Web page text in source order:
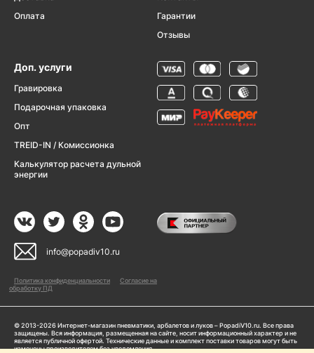
Оплата
Гарантии
Отзывы
Доп. услуги
Гравировка
Подарочная упаковка
Опт
TREID-IN / Комиссионка
Калькулятор расчета дульной
энергии
info@popadiv10.ru
Политика конфиденциальности
Согласие на
обработку ПД
© 2013-2026 Интернет-магазин пневматики, арбалетов и луков – PopadiV10.ru. Все права
защищены. Вся информация, размещенная на сайте, носит информационный характер и не
является публичной офертой. Технические данные и комплект поставки товаров могут быть
изменены производителем без уведомления